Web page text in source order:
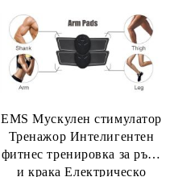
EMS Мускулен стимулатор
Тренажор Интелигентен
фитнес тренировка за ръце
и крака Електрическо